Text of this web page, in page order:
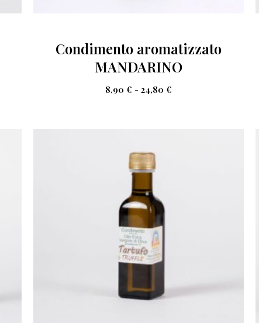
Condimento aromatizzato
MANDARINO
8,90 € - 24,80 €